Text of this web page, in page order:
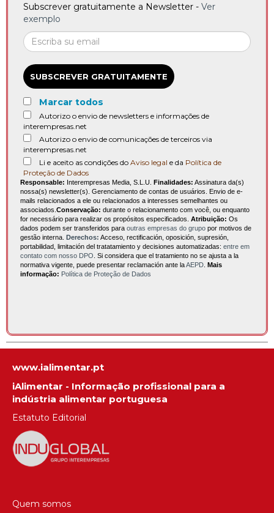
Subscrever gratuitamente a Newsletter - Ver
exemplo
SUBSCREVER GRATUITAMENTE
Marcar todos
Autorizo o envio de newsletters e informações de
interempresas.net
Autorizo o envio de comunicações de terceiros via
interempresas.net
Li e aceito as condições do Aviso legal e da Política de
Proteção de Dados
Responsable: Interempresas Media, S.L.U. Finalidades: Assinatura da(s)
nossa(s) newsletter(s). Gerenciamento de contas de usuários. Envio de e-
mails relacionados a ele ou relacionados a interesses semelhantes ou
associados. Conservação: durante o relacionamento com você, ou enquanto
for necessário para realizar os propósitos especificados. Atribuição: Os
dados podem ser transferidos para outras empresas do grupo por motivos de
gestão interna. Derechos: Acceso, rectificación, oposición, supresión,
portabilidad, limitación del tratatamiento y decisiones automatizadas: entre em
contato com nosso DPO . Si considera que el tratamiento no se ajusta a la
normativa vigente, puede presentar reclamación ante laAEPD Mais
informação: Política de Proteção de Dados
www.ialimentar.pt
iAlimentar - Informação profissional para a
indústria alimentar portuguesa
Estatuto Editorial
Quem somos